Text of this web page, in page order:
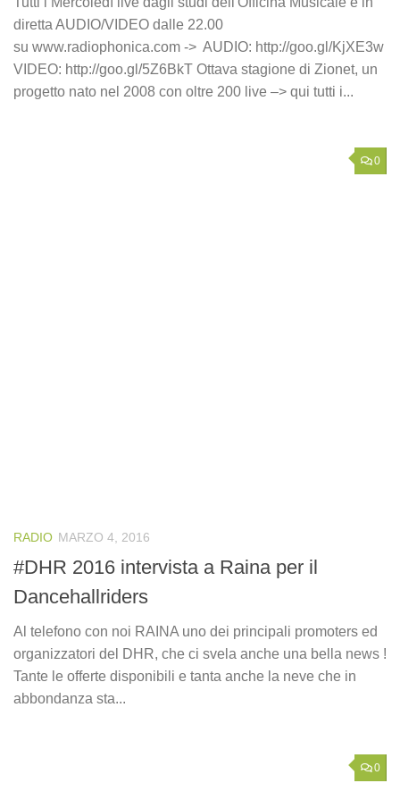
diretta AUDIO/VIDEO dalle 22.00
su www.radiophonica.com -> AUDIO: http://goo.gl/KjXE3w
VIDEO: http://goo.gl/5Z6BkT Ottava stagione di Zionet, un
progetto nato nel 2008 con oltre 200 live –> qui tutti i...
0
RADIO MARZO 4, 2016
#DHR 2016 intervista a Raina per il
Dancehallriders
Al telefono con noi RAINA uno dei principali promoters ed
organizzatori del DHR, che ci svela anche una bella news !
Tante le offerte disponibili e tanta anche la neve che in
abbondanza sta...
0